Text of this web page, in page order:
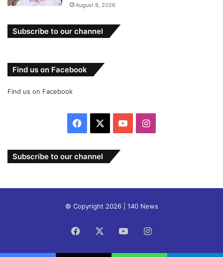
August 8, 2026
Subscribe to our channel
Find us on Facebook
Find us on Facebook
Facebook YouTubeInstagram
Subscribe to our channel
© Copyright 2026 | 140 News
Facebook YouTubeInstagram